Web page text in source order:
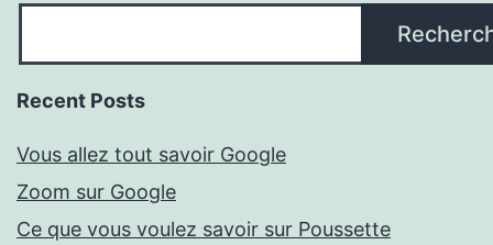
Recent Posts
Vous allez tout savoir Google
Zoom sur Google
Ce que vous voulez savoir sur Poussette